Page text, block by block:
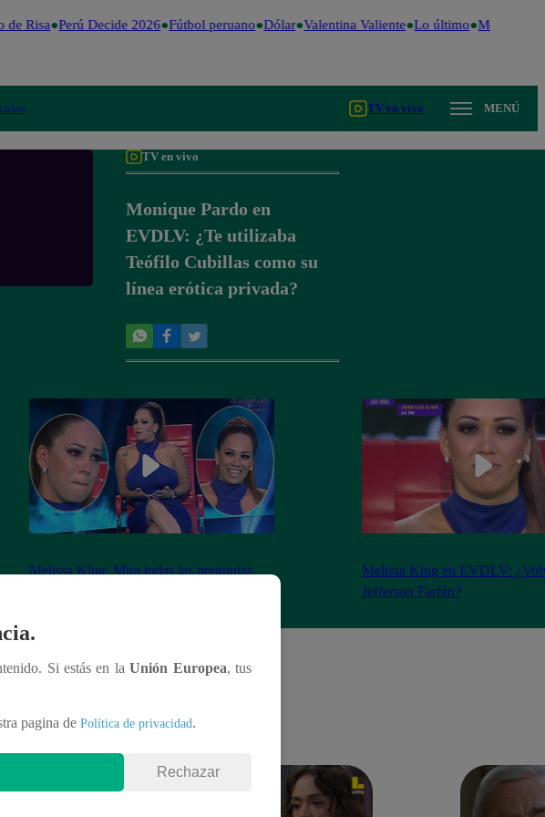
de Risa Perú Decide 2026 Fútbol peruano Dólar Valentina Valiente Lo último Me Caigo
TV en vivo MENÚ
TV en vivo
Monique Pardo en
EVDLV: ¿Te utilizaba
Teófilo Cubillas como su
línea erótica privada?
Melissa Klug: Mira todas las preguntas
Melissa Klug en EVDLV:
Jefferson Farfán?
Si estás en laUnión Europea, tus
pagina de Política de privacidad.
Rechazar